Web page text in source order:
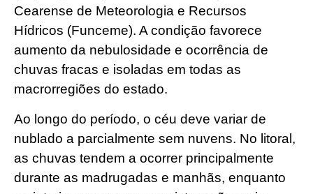
Cearense de Meteorologia e Recursos
Hídricos (Funceme). A condição favorece
aumento da nebulosidade e ocorrência de
chuvas fracas e isoladas em todas as
macrorregiões do estado.
Ao longo do período, o céu deve variar de
nublado a parcialmente sem nuvens. No litoral,
as chuvas tendem a ocorrer principalmente
durante as madrugadas e manhãs, enquanto